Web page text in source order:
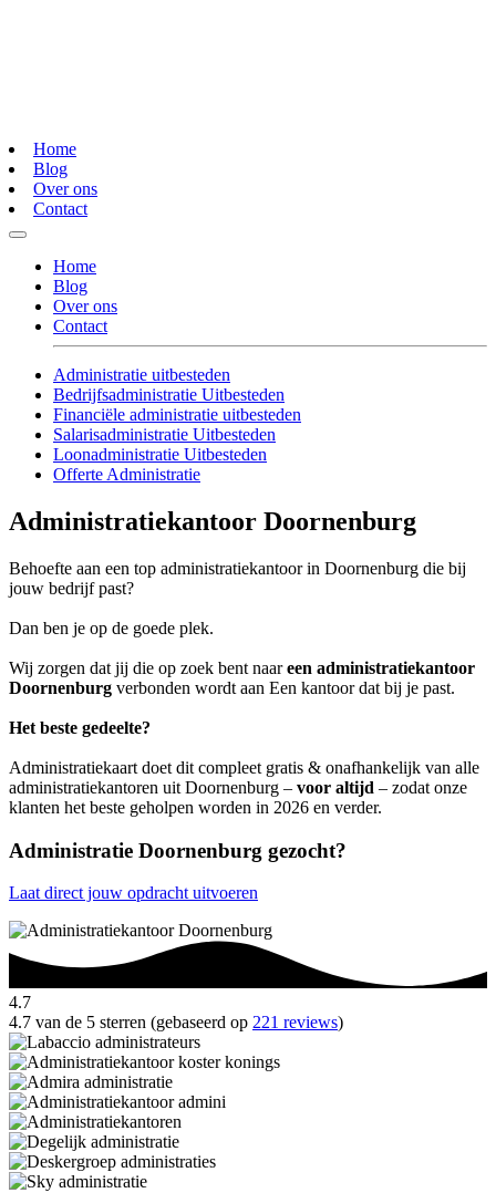
Home
Blog
Over ons
Contact
Home
Blog
Over ons
Contact
Administratie uitbesteden
Bedrijfsadministratie Uitbesteden
Financiële administratie uitbesteden
Salarisadministratie Uitbesteden
Loonadministratie Uitbesteden
Offerte Administratie
Administratiekantoor Doornenburg
Behoefte aan een top administratiekantoor in Doornenburg die bij
jouw bedrijf past?
Dan ben je op de goede plek.
Wij zorgen dat jij die op zoek bent naareen administratiekantoor
Doornenburg verbonden wordt aan Een kantoor dat bij je past.
Het beste gedeelte?
Administratiekaart doet dit compleet gratis & onafhankelijk van alle
administratiekantoren uit Doornenburg – voor altijd – zodat onze
klanten het beste geholpen worden in 2026 en verder.
Administratie Doornenburg gezocht?
Laat direct jouw opdracht uitvoeren
4.7
4.7 van de 5 sterren (gebaseerd op 221 reviews)